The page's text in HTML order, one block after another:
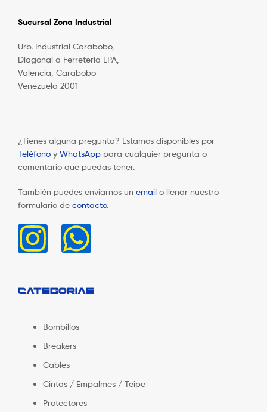
Sucursal Zona Industrial
Urb. Industrial Carabobo,
Diagonal a Ferretería EPA,
Valencia, Carabobo
Venezuela 2001
¿Tienes alguna pregunta? Estamos disponibles por
Teléfono y WhatsApp para cualquier pregunta o
comentario que puedas tener.
También puedes enviarnos un email o llenar nuestro
formulario de contacto.
CATEGORÍAS
Bombillos
Breakers
Cables
Cintas / Empalmes / Teipe
Protectores